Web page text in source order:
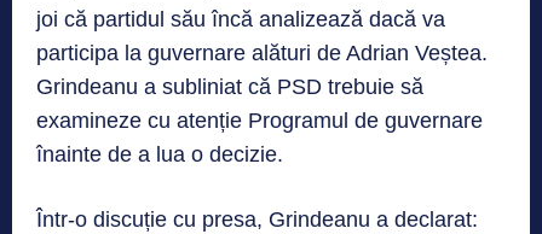
joi că partidul său încă analizează dacă va
participa la guvernare alături de Adrian Veștea.
Grindeanu a subliniat că PSD trebuie să
examineze cu atenție Programul de guvernare
înainte de a lua o decizie.
Într-o discuție cu presa, Grindeanu a declarat: